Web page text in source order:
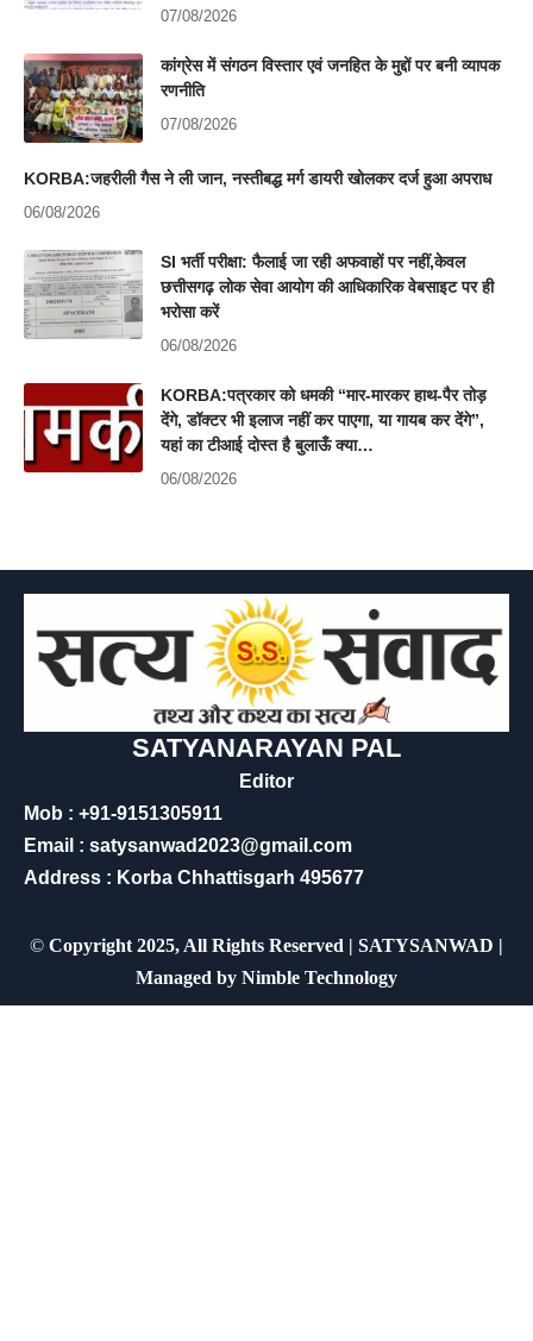
07/08/2026
कांग्रेस में संगठन विस्तार एवं जनहित के मुद्दों पर बनी व्यापक
रणनीति
07/08/2026
KORBA:जहरीली गैस ने ली जान, नस्तीबद्ध मर्ग डायरी खोलकर दर्ज हुआ अपराध
06/08/2026
SI भर्ती परीक्षा: फैलाई जा रही अफवाहों पर नहीं,केवल
छत्तीसगढ़ लोक सेवा आयोग की आधिकारिक वेबसाइट पर ही
भरोसा करें
06/08/2026
KORBA:पत्रकार को धमकी “मार-मारकर हाथ-पैर तोड़
देंगे, डॉक्टर भी इलाज नहीं कर पाएगा, या गायब कर देंगे”,
यहां का टीआई दोस्त है बुलाऊँ क्या…
06/08/2026
SATYANARAYAN PAL
Editor
Mob : +91-9151305911
Email : satysanwad2023@gmail.com
Address : Korba Chhattisgarh 495677
© Copyright 2025, All Rights Reserved | SATYSANWAD |
Managed by Nimble Technology